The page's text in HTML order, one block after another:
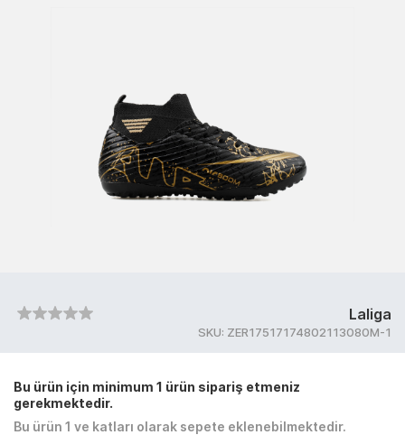
Laliga
SKU: ZER17517174802113080M-1
Bu ürün için minimum 1 ürün sipariş etmeniz
gerekmektedir.
Bu ürün 1 ve katları olarak sepete eklenebilmektedir.